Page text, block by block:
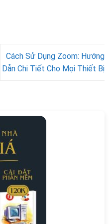
Cách Sử Dụng Zoom: Hướng
Dẫn Chi Tiết Cho Mọi Thiết Bị